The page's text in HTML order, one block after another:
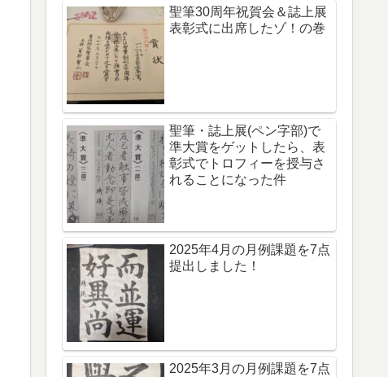
聖筆30周年祝賀会＆誌上展
表彰式に出席したゾ！の巻
聖筆・誌上展(ペン字部)で
準大賞をゲットしたら、表
彰式でトロフィーを授与さ
れることになった件
2025年4月の月例課題を7点
提出しました！
2025年3月の月例課題を7点